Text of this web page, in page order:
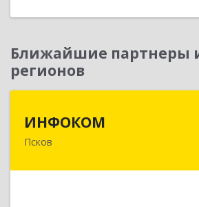
Ближайшие партнеры
регионов
ИНФОКОМ
Псков180000, Псковская обл, Псков